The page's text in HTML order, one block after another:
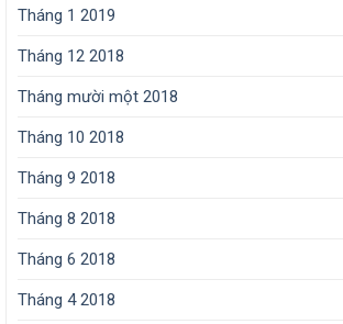
Tháng 1 2019
Tháng 12 2018
Tháng mười một 2018
Tháng 10 2018
Tháng 9 2018
Tháng 8 2018
Tháng 6 2018
Tháng 4 2018